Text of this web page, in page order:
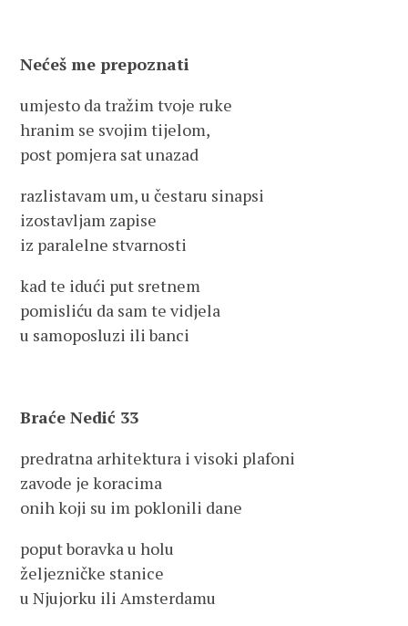
Nećeš me prepoznati
umjesto da tražim tvoje ruke
hranim se svojim tijelom,
post pomjera sat unazad
razlistavam um, u čestaru sinapsi
izostavljam zapise
iz paralelne stvarnosti
kad te idući put sretnem
pomisliću da sam te vidjela
u samoposluzi ili banci
Braće Nedić 33
predratna arhitektura i visoki plafoni
zavode je koracima
onih koji su im poklonili dane
poput boravka u holu
željezničke stanice
u Njujorku ili Amsterdamu